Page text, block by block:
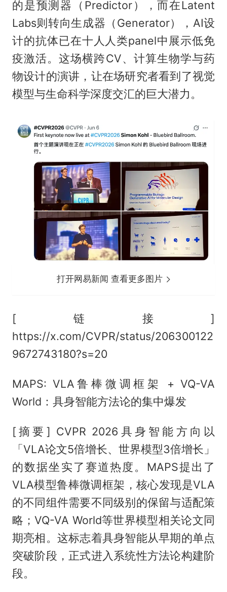
的是预测器（Predictor），而在Latent
Labs则转向生成器（Generator），AI设
计的抗体已在十人人类panel中展示低免
疫激活。这场横跨CV、计算生物学与药
物设计的演讲，让在场研究者看到了视觉
模型与生命科学深度交汇的巨大潜力。
打开网易新闻 查看更多图片
[链接]
https://x.com/CVPR/status/206300122
9672743180?s=20
MAPS: VLA鲁棒微调框架 + VQ-VA
World：具身智能方法论的集中爆发
[摘要] CVPR 2026具身智能方向以
「VLA论文5倍增长、世界模型3倍增长」
的数据坐实了赛道热度。MAPS提出了
VLA模型鲁棒微调框架，核心发现是VLA
的不同组件需要不同级别的保留与适配策
略；VQ-VA World等世界模型相关论文同
期亮相。这标志着具身智能从早期的单点
突破阶段，正式进入系统性方法论构建阶
段。